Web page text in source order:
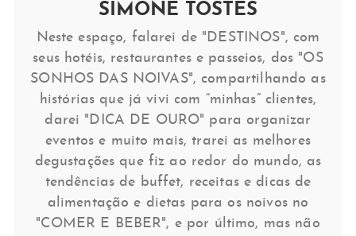
SIMONE TOSTES
Neste espaço, falarei de "DESTINOS", com
seus hotéis, restaurantes e passeios, dos "OS
SONHOS DAS NOIVAS", compartilhando as
histórias que já vivi com “minhas” clientes,
darei "DICA DE OURO" para organizar
eventos e muito mais, trarei as melhores
degustações que fiz ao redor do mundo, as
tendências de buffet, receitas e dicas de
alimentação e dietas para os noivos no
"COMER E BEBER", e por último, mas não